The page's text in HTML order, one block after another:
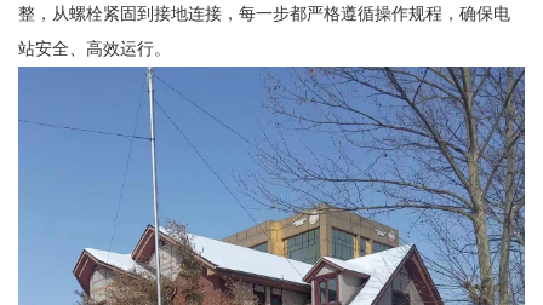
整，从螺栓紧固到接地连接，每一步都严格遵循操作规程，确保电
站安全、高效运行。